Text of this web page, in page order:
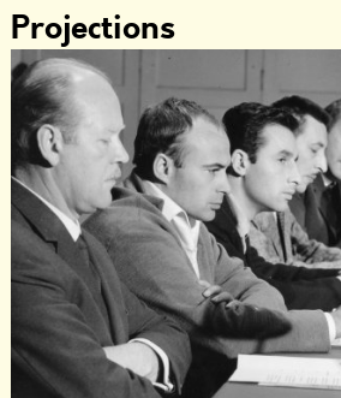
Projections